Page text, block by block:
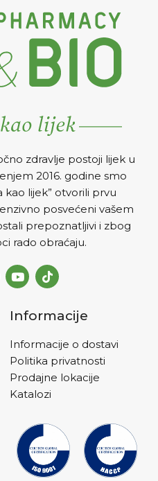
zdravlje postoji lijek u
2016. godine smo
kao lijek” otvorili prvu
posvećeni vašem
prepoznatljivi i zbog
rado obraćaju.
Informacije
Informacije o dostavi
Politika privatnosti
Prodajne lokacije
Katalozi